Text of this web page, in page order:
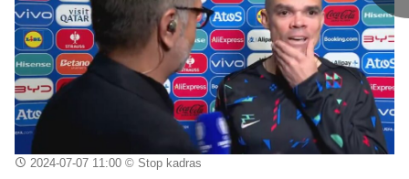
2024-07-07 11:00© Stop kadras